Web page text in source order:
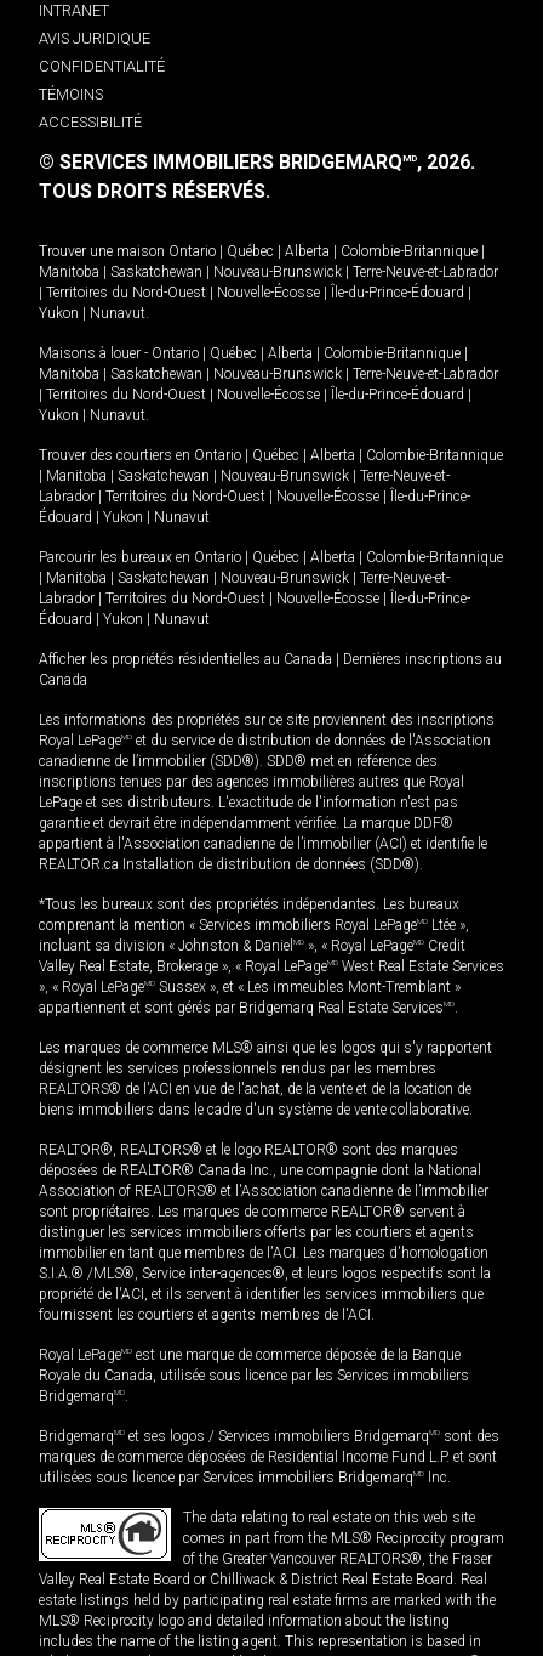
INTRANET
AVIS JURIDIQUE
CONFIDENTIALITÉ
TÉMOINS
ACCESSIBILITÉ
© SERVICES IMMOBILIERS BRIDGEMARQMD, 2026.
TOUS DROITS RÉSERVÉS.
Trouver une maison Ontario | Québec | Alberta | Colombie-Britannique |
Manitoba | Saskatchewan | Nouveau-Brunswick | Terre-Neuve-et-Labrador
| Territoires du Nord-Ouest | Nouvelle-Écosse | Île-du-Prince-Édouard |
Yukon | Nunavut.
Maisons à louer - Ontario | Québec | Alberta | Colombie-Britannique |
Manitoba | Saskatchewan | Nouveau-Brunswick | Terre-Neuve-et-Labrador
| Territoires du Nord-Ouest | Nouvelle-Écosse | Île-du-Prince-Édouard |
Yukon | Nunavut.
Trouver des courtiers en Ontario | Québec | Alberta | Colombie-Britannique
| Manitoba | Saskatchewan | Nouveau-Brunswick | Terre-Neuve-et-
Labrador | Territoires du Nord-Ouest | Nouvelle-Écosse | Île-du-Prince-
Édouard | Yukon | Nunavut
Parcourir les bureaux en Ontario | Québec | Alberta | Colombie-Britannique
| Manitoba | Saskatchewan | Nouveau-Brunswick | Terre-Neuve-et-
Labrador | Territoires du Nord-Ouest | Nouvelle-Écosse | Île-du-Prince-
Édouard | Yukon | Nunavut
Afficher les propriétés résidentielles au Canada | Dernières inscriptions au
Canada
Les informations des propriétés sur ce site proviennent des inscriptions
Royal LePageMD et du service de distribution de données de l'Association
canadienne de l’immobilier (SDD®). SDD® met en référence des
inscriptions tenues par des agences immobilières autres que Royal
LePage et ses distributeurs. L'exactitude de l'information n'est pas
garantie et devrait être indépendamment vérifiée. La marque DDF®
appartient à l'Association canadienne de l’immobilier (ACI) et identifie le
REALTOR.ca Installation de distribution de données (SDD®).
*Tous les bureaux sont des propriétés indépendantes. Les bureaux
comprenant la mention « Services immobiliers Royal LePageMD Ltée »,
incluant sa division « Johnston & Daniel MD », « Royal LePageMD Credit
Valley Real Estate, Brokerage », « Royal LePageMD West Real Estate Services
», « Royal LePageMD Sussex », et « Les immeubles Mont-Tremblant »
appartiennent et sont gérés par Bridgemarq Real Estate ServicesMD.
Les marques de commerce MLS® ainsi que les logos qui s'y rapportent
désignent les services professionnels rendus par les membres
REALTORS® de l'ACI en vue de l'achat, de la vente et de la location de
biens immobiliers dans le cadre d'un système de vente collaborative.
REALTOR®, REALTORS® et le logo REALTOR® sont des marques
déposées de REALTOR® Canada Inc., une compagnie dont la National
Association of REALTORS® et l'Association canadienne de l’immobilier
sont propriétaires. Les marques de commerce REALTOR® servent à
distinguer les services immobiliers offerts par les courtiers et agents
immobilier en tant que membres de l'ACI. Les marques d'homologation
S.I.A.® /MLS®, Service inter-agences®, et leurs logos respectifs sont la
propriété de l'ACI, et ils servent à identifier les services immobiliers que
fournissent les courtiers et agents membres de l'ACI.
Royal LePageMD est une marque de commerce déposée de la Banque
Royale du Canada, utilisée sous licence par les Services immobiliers
BridgemarqMD.
BridgemarqMD et ses logos / Services immobiliers BridgemarqMD sont des
marques de commerce déposées de Residential Income Fund L.P. et sont
utilisées sous licence par Services immobiliers BridgemarqMD Inc.
The data relating to real estate on this web site
comes in part from the MLS® Reciprocity program
of the Greater Vancouver REALTORS®, the Fraser
Valley Real Estate Board or Chilliwack & District Real Estate Board. Real
estate listings held by participating real estate firms are marked with the
MLS® Reciprocity logo and detailed information about the listing
includes the name of the listing agent. This representation is based in